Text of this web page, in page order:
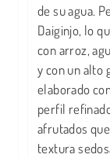
de su agua.
Daiginjo, lo
con arroz,
y con un alto
elaborado
perfil
afrutados
textura